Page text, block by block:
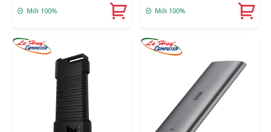
Mới 100%
RNBNG)
Mới 100%